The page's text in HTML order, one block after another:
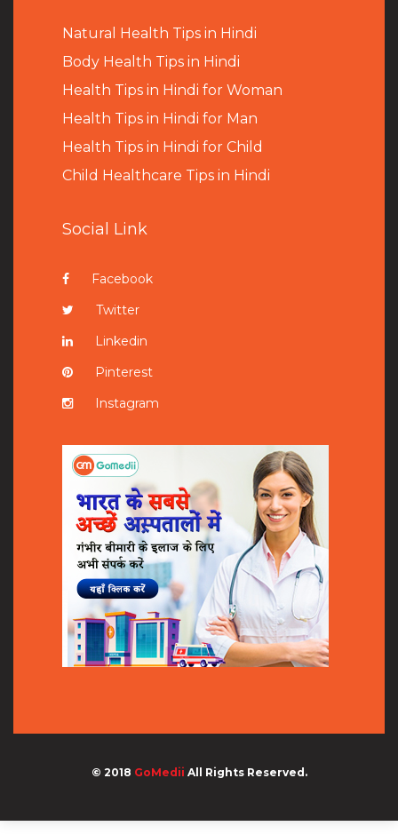
Natural Health Tips in Hindi
Body Health Tips in Hindi
Health Tips in Hindi for Woman
Health Tips in Hindi for Man
Health Tips in Hindi for Child
Child Healthcare Tips in Hindi
Social Link
Facebook
Twitter
Linkedin
Pinterest
Instagram
© 2018 GoMedii All Rights Reserved.